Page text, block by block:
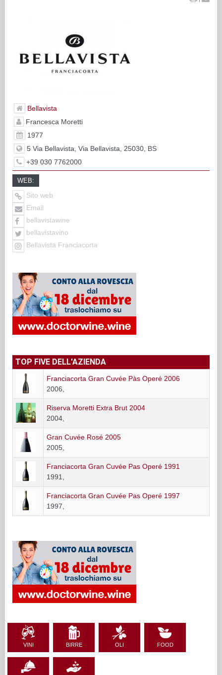
Bellavista
Francesca Moretti
1977
5 Via Bellavista, Via Bellavista, 25030, BS
+39 030 7762000
WEB:
Sito web
Email
bellavistawine
bellavistavino
Bellavista Franciacorta
TOP FIVE DELL'AZIENDA
Franciacorta Gran Cuvée Pàs Operé 2006
2006,
Riserva Moretti Extra Brut 2004
2004,
Gran Cuvée Rosé 2005
2005,
Franciacorta Gran Cuvée Pas Operé 1991
1991,
Franciacorta Gran Cuvée Pas Operé 1997
1997,
VINI BIRRE OLI FOOD